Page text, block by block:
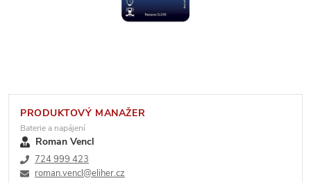
PRODUKTOVÝ MANAŽER
Baterie a napájení
Roman Vencl
724 999 423
roman.vencl@eliher.cz